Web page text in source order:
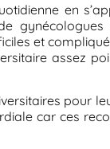
en
et
assez
pour
car ces